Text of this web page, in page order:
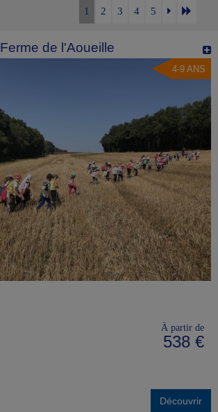
1 2 3 4 5
Ferme de l'Aoueille
4-9 ANS
À partir de
538 €
Découvrir